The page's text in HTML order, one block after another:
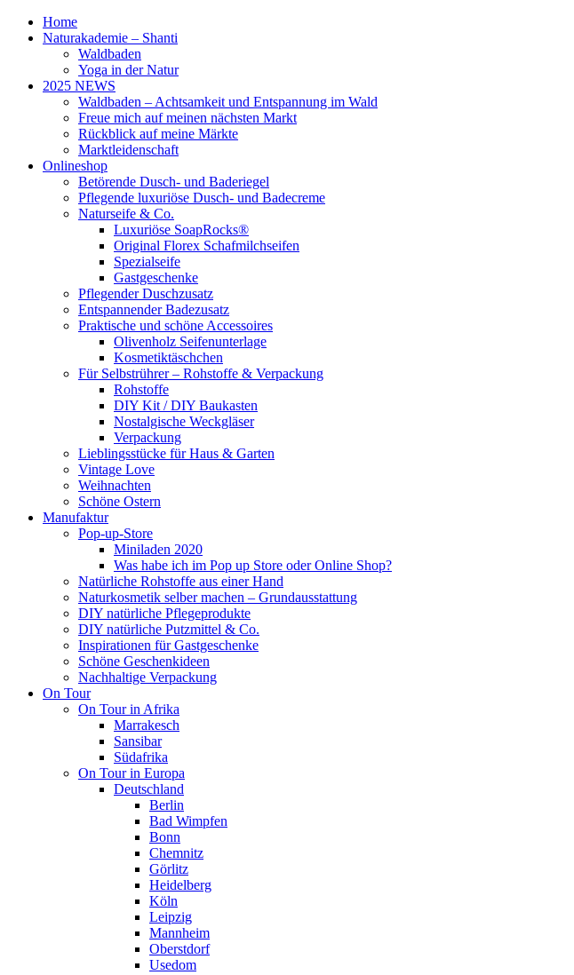
Home
Naturakademie – Shanti
Waldbaden
Yoga in der Natur
2025 NEWS
Waldbaden – Achtsamkeit und Entspannung im Wald
Freue mich auf meinen nächsten Markt
Rückblick auf meine Märkte
Marktleidenschaft
Onlineshop
Betörende Dusch- und Baderiegel
Pflegende luxuriöse Dusch- und Badecreme
Naturseife & Co.
Luxuriöse SoapRocks®
Original Florex Schafmilchseifen
Spezialseife
Gastgeschenke
Pflegender Duschzusatz
Entspannender Badezusatz
Praktische und schöne Accessoires
Olivenholz Seifenunterlage
Kosmetiktäschchen
Für Selbstrührer – Rohstoffe & Verpackung
Rohstoffe
DIY Kit / DIY Baukasten
Nostalgische Weckgläser
Verpackung
Lieblingsstücke für Haus & Garten
Vintage Love
Weihnachten
Schöne Ostern
Manufaktur
Pop-up-Store
Miniladen 2020
Was habe ich im Pop up Store oder Online Shop?
Natürliche Rohstoffe aus einer Hand
Naturkosmetik selber machen – Grundausstattung
DIY natürliche Pflegeprodukte
DIY natürliche Putzmittel & Co.
Inspirationen für Gastgeschenke
Schöne Geschenkideen
Nachhaltige Verpackung
On Tour
On Tour in Afrika
Marrakesch
Sansibar
Südafrika
On Tour in Europa
Deutschland
Berlin
Bad Wimpfen
Bonn
Chemnitz
Görlitz
Heidelberg
Köln
Leipzig
Mannheim
Oberstdorf
Usedom